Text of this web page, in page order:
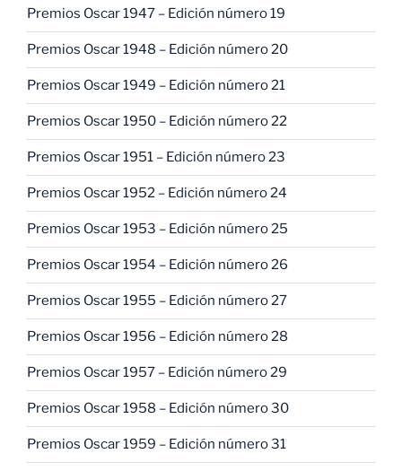
Premios Oscar 1947 – Edición número 19
Premios Oscar 1948 – Edición número 20
Premios Oscar 1949 – Edición número 21
Premios Oscar 1950 – Edición número 22
Premios Oscar 1951 – Edición número 23
Premios Oscar 1952 – Edición número 24
Premios Oscar 1953 – Edición número 25
Premios Oscar 1954 – Edición número 26
Premios Oscar 1955 – Edición número 27
Premios Oscar 1956 – Edición número 28
Premios Oscar 1957 – Edición número 29
Premios Oscar 1958 – Edición número 30
Premios Oscar 1959 – Edición número 31